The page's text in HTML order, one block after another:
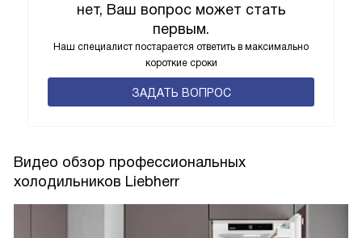
нет, Ваш вопрос может стать
первым.
Наш специалист постарается ответить в максимально
короткие сроки
ЗАДАТЬ ВОПРОС
Видео обзор профессиональных
холодильников Liebherr